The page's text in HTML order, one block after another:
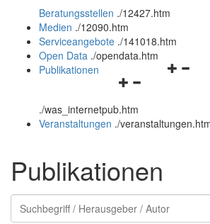
und
schließen
Beratungsstellen ./12427.htm
Medien ./12090.htm
Serviceangebote ./141018.htm
Open Data ./opendata.htm
Navigationsmenü
und
schließen
Publikationen
./was_internetpub.htm
Veranstaltungen ./
Publikationen